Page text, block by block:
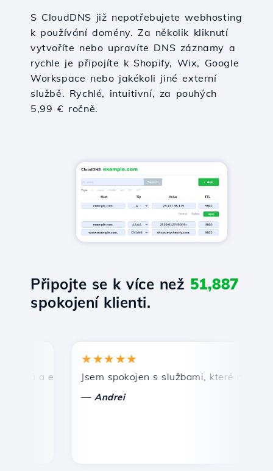
S CloudDNS již nepotřebujete webhosting
k používání domény. Za několik kliknutí
vytvoříte nebo upravíte DNS záznamy a
rychle je připojíte k Shopify, Wix, Google
Workspace nebo jakékoli jiné externí
službě. Rychlé, intuitivní, za pouhých
5,99 € ročně.
Připojte se k více než 51,887
spokojení klienti.
a efektivní technická podpora.
★★★★★
Jsem spokojen s službami, které nabízí
Andrei